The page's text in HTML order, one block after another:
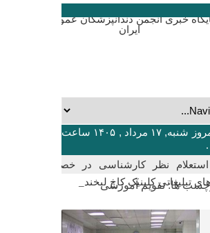
۞ امروز شنبه, ۱۷ مرداد , ۱۴۰۵ ساعت
بیشت_
ها:تقویم آموزشی